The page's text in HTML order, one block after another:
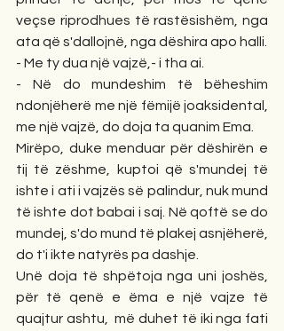
veçse riprodhues të rastësishëm, nga
- Me ty dua një vajzë,- i tha ai.
- Në do mundeshim të bëheshim
ndonjëherë me një fëmijë joaksidental,
me një vajzë, do doja ta quanim Ema.
Mirëpo, duke menduar për dëshirën e
tij të zëshme, kuptoi që s'mundej të
ishte i ati i vajzës së palindur, nuk mund
të ishte dot babai i saj. Në qoftë se do
mundej, s'do mund të plakej asnjëherë,
do t'i ikte natyrës pa dashje.
Unë doja të shpëtoja nga uni joshës,
për të qenë e ëma e një vajze të
quajtur ashtu,  më duhet të iki nga fati